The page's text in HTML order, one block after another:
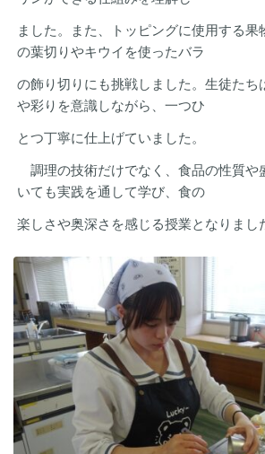
ました。また、トッピングに使用する果
の葉切りやキウイを使ったバラ
の飾り切りにも挑戦しました。生徒たち
や彩りを意識しながら、一つひ
とつ丁寧に仕上げていました。
調理の技術だけでなく、食品の性質や
いても実践を通して学び、食の
楽しさや奥深さを感じる授業となりまし